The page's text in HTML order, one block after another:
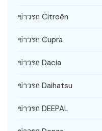
ข่าวรถ Citroën
ข่าวรถ Cupra
ข่าวรถ Dacia
ข่าวรถ Daihatsu
ข่าวรถ DEEPAL